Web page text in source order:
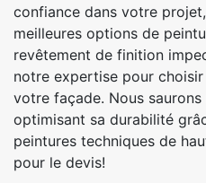
confiance dans votre
meilleures options de
revêtement de finition
notre expertise pour
votre façade. Nous
optimisant sa durabilité
peintures techniques de
pour le devis!